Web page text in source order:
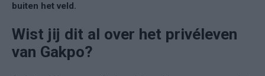
buiten het veld.
Wist jij dit al over het privéleven
van Gakpo?